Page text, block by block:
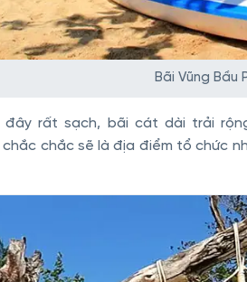
Bãi Vũng Bầu
đây rất sạch, bãi cát dài trải
chắc chắc sẽ là địa điểm tổ chức